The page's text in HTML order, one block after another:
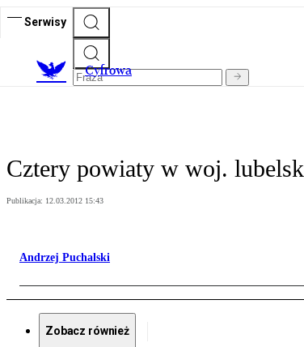
Serwisy
Cyfrowa
Cztery powiaty w woj.
Publikacja: 12.03.2012 15:43
Andrzej Puchalski
Zobacz również